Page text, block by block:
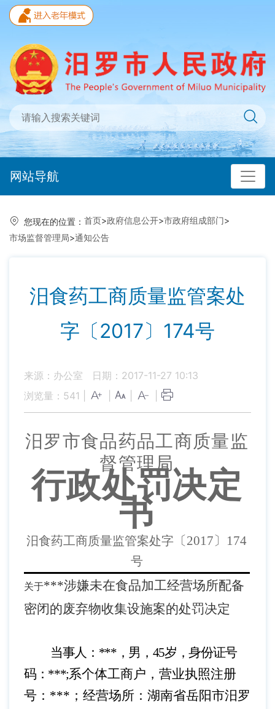
网站导航
您现在的位置： 首页>政府信息公开>市政府组成部门>
市场监督管理局>通知公告
汨食药工商质量监管案处
字〔2017〕174号
来源：办公室
日期：2017-11-27 10:13
浏览量： 541
汨罗市食品药品工商质量监
督管理局
行政处罚决定
书
汨食药工商质量监管案处字 〔2017〕 174
号
关于***涉嫌未在食品加工经营场所配备
密闭的废弃物收集设施案的处罚决定
当事人： ***，男， 45岁，身份证号
码： ***;系个体工商户，营业执照注册
号： *** ；经营场所：湖南省岳阳市汨罗